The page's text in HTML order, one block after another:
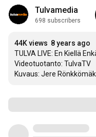
Tulvamedia
698 subscribers
44K views 8 years ago
TULVA LIVE: En Kiellä
Videotuotanto: TulvaTV
Kuvaus: Jere